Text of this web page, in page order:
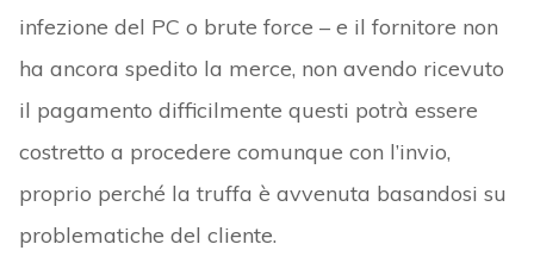
infezione del PC o brute force – e il fornitore non
ha ancora spedito la merce, non avendo ricevuto
il pagamento difficilmente questi potrà essere
costretto a procedere comunque con l’invio,
proprio perché la truffa è avvenuta basandosi su
problematiche del cliente.